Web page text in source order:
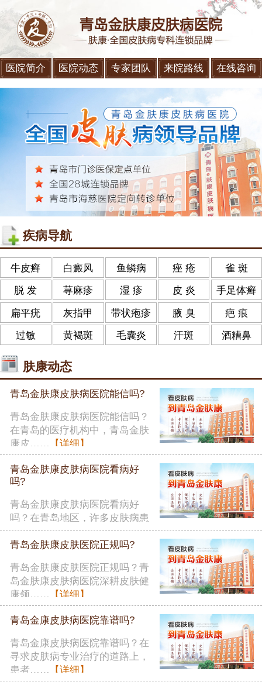
医院简介 医院动态 专家团队 来院路线 在线咨询
疾病导航
牛皮癣 白癜风 鱼鳞病 痤 疮 雀 斑
脱 发 荨麻疹 湿 疹 皮 炎 手足体癣
扁平疣 灰指甲 带状疱疹 腋 臭 疤 痕
过敏 黄褐斑 毛囊炎 汗斑 酒糟鼻
肤康动态
青岛金肤康皮肤病医院能信吗?
青岛金肤康皮肤病医院能信吗？
在青岛的医疗机构中，青岛金肤
康皮…… 【详细】
青岛金肤康皮肤病医院看病好
吗?
青岛金肤康皮肤病医院看病好
吗？在青岛地区，许多皮肤病患
者在……【详细】
青岛金肤康皮肤医院正规吗?
青岛金肤康皮肤医院正规吗？青
岛金肤康皮肤病医院深耕皮肤健
康领…… 【详细】
青岛金康皮肤病医院靠谱吗?
青岛金康皮肤病医院靠谱吗？在
寻求皮肤病专业治疗的道路上，
患者…… 【详细】